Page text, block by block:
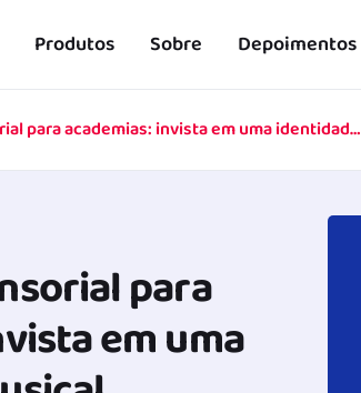
Produtos Sobre Depoimentos
Marketing sensorial para academias: invista em uma identidade musical
para
em uma